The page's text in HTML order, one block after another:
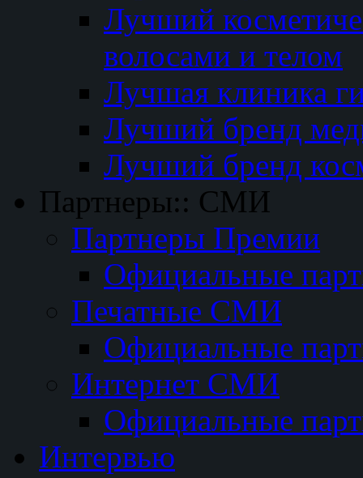
Лучший
волосами и телом
Лучшая клиника
Лучший бренд
Лучший бренд
Партнеры:: СМИ
Партнеры Премии
Официальные
Печатные СМИ
Официальные
Интернет СМИ
Официальные
Интервью